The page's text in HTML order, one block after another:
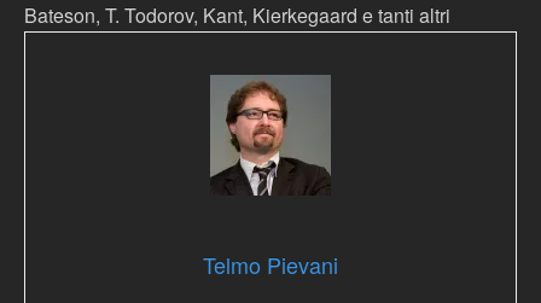
Bateson, T. Todorov, Kant, Kierkegaard e tanti altri
Telmo Pievani